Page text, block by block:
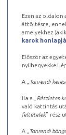
Ezen az
áttöltésre,
amelyekhez
karok
Először az
nyílhegyekkel
A „ Tanrendi
Ha a „ Részletes
való kattintás
feltételek” rész
A „ Tanrendi